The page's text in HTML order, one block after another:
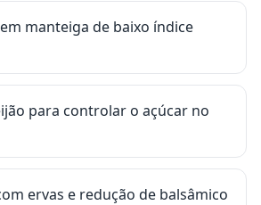
manteiga de baixo índice
para controlar o açúcar no
ervas e redução de balsâmico